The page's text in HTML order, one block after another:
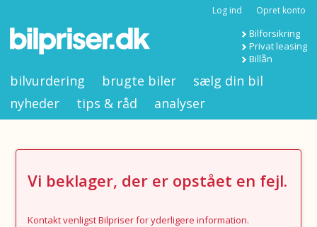
Log ind Opret konto
Bilforsikring
Privat leasing
Billån
bilvurdering brugte biler
sælg din bil
nyheder
tips & råd analyser
Vi beklager, der er opstået en fejl.
Kontakt venligst Bilpriser for yderligere information.